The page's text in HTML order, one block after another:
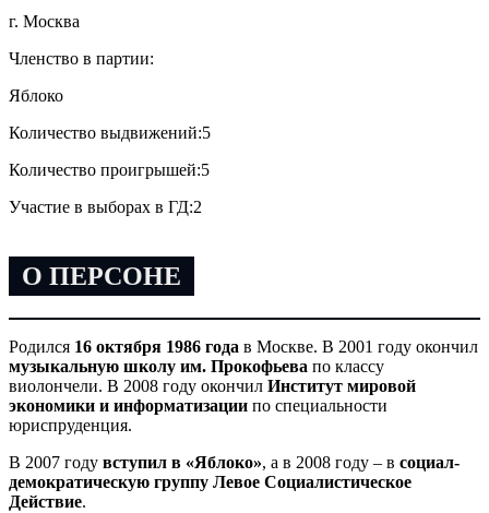
г. Москва
Членство в партии:
Яблоко
Количество выдвижений:5
Количество проигрышей:5
Участие в выборах в ГД:2
О ПЕРСОНЕ
Родился 16 октября 1986 года в Москве. В 2001 году окончил
музыкальную школу им. Прокофьева по классу
виолончели. В 2008 году окончил Институт мировой
экономики и информатизации по специальности
юриспруденция.
В 2007 году вступил в «Яблоко», а в 2008 году – в социал-
демократическую группу Левое Социалистическое
Действие.